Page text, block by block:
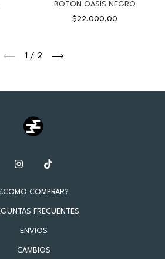
BOTON OASIS NEGRO
$22.000,00
1 / 2
¿COMO COMPRAR?
FRECUENTES
ENVIOS
CAMBIOS